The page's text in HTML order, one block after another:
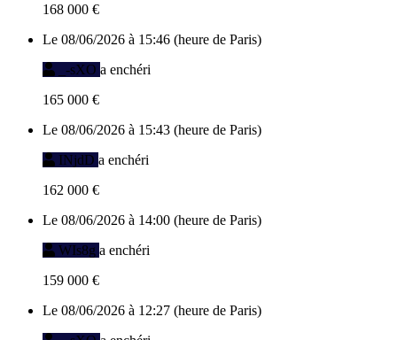
168 000 €
Le 08/06/2026 à 15:46 (heure de Paris)
_-sXO a enchéri
165 000 €
Le 08/06/2026 à 15:43 (heure de Paris)
INjdD a enchéri
162 000 €
Le 08/06/2026 à 14:00 (heure de Paris)
WIs8g a enchéri
159 000 €
Le 08/06/2026 à 12:27 (heure de Paris)